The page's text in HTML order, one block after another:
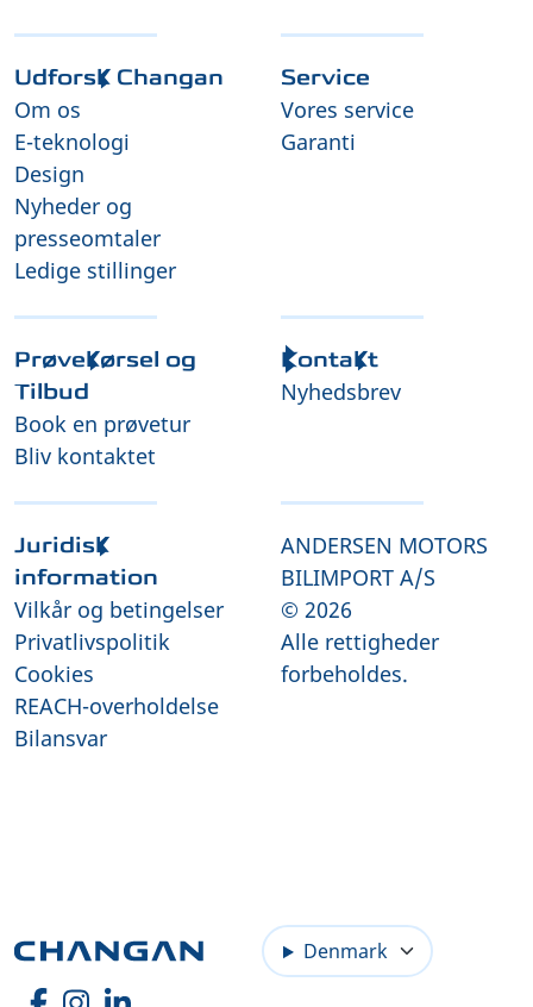
Udforsk Changan
Om os
E-teknologi
Design
Nyheder og
presseomtaler
Ledige stillinger
Service
Vores service
Garanti
Prøvekørsel og
Tilbud
Book en prøvetur
Bliv kontaktet
Kontakt
Nyhedsbrev
Juridisk
information
Vilkår og betingelser
Privatlivspolitik
Cookies
REACH-overholdelse
Bilansvar
ANDERSEN MOTORS
BILIMPORT A/S
© 2026
Alle rettigheder
forbeholdes.
Denmark